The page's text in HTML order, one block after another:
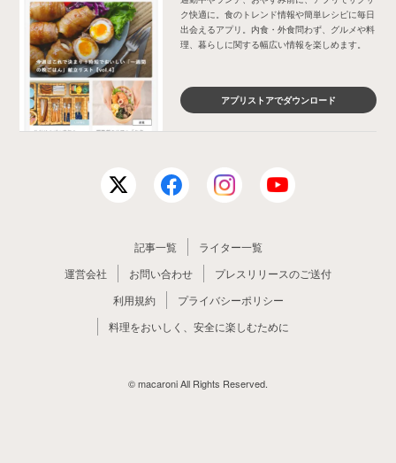
ク快適に。食のトレンド情報や簡単レシピに毎日
出会えるアプリ。内食・外食問わず、グルメや料
理、暮らしに関する幅広い情報を楽しめます。
アプリストアでダウンロード
記事一覧
ライター一覧
運営会社
お問い合わせ
プレスリリースのご送付
利用規約
プライバシーポリシー
料理をおいしく、安全に楽しむために
© macaroni All Rights Reserved.